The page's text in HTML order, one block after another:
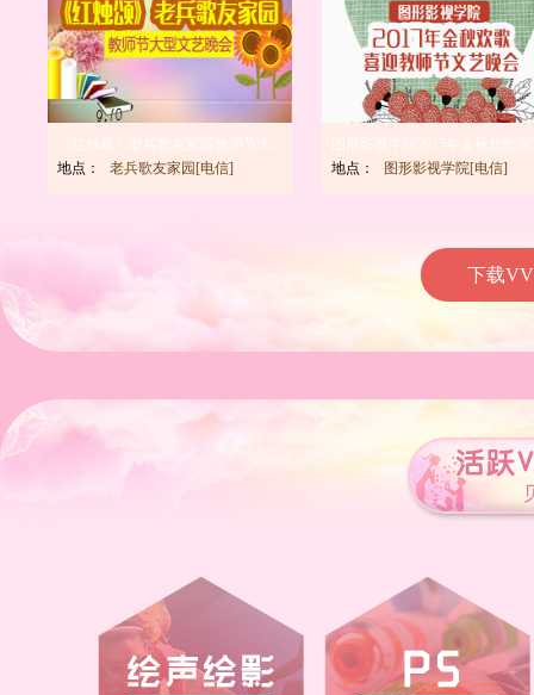
地点：
老兵歌友家园[电信] 地点： 图形影视学院[电信]
下载